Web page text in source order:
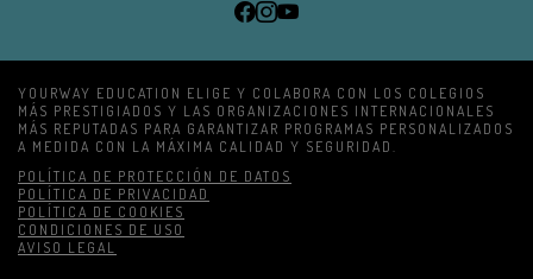
YOURWAY EDUCATION ELIGE Y COLABORA CON LOS COLEGIOS
MÁS PRESTIGIADOS Y LAS ORGANIZACIONES INTERNACIONALES
MÁS REPUTADAS PARA GARANTIZAR PROGRAMAS PERSONALIZADOS
A MEDIDA CON LA MÁXIMA CALIDAD Y SEGURIDAD.
LÁBLÉC
MENÜ
POLÍTICA DE PROTECCIÓN DE DATOS
POLÍTICA DE PRIVACIDAD
POLÍTICA DE COOKIES
CONDICIONES DE USO
AVISO LEGAL